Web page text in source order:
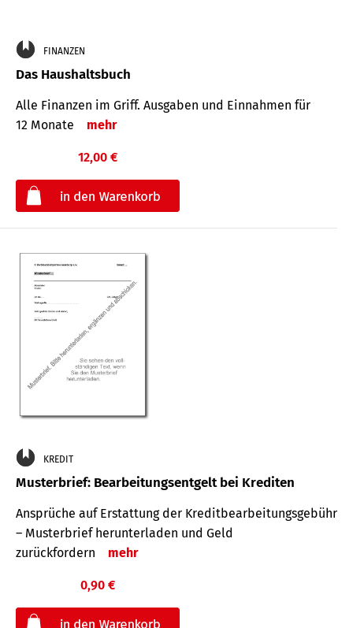
FINANZEN
Das Haushaltsbuch
Alle Finanzen im Griff. Aus­gaben und Ein­nahmen für
12 Monate
mehr
12,00 €
KREDIT
Musterbrief: Bearbeitungsentgelt bei Krediten
Ansprüche auf Erstattung der Kreditbearbeitungsgebühr
– Musterbrief herunterladen und Geld
zurückfordern
mehr
0,90 €